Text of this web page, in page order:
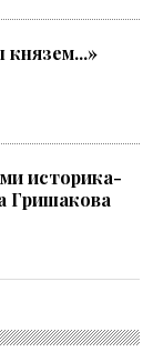
историка-
Гришакова